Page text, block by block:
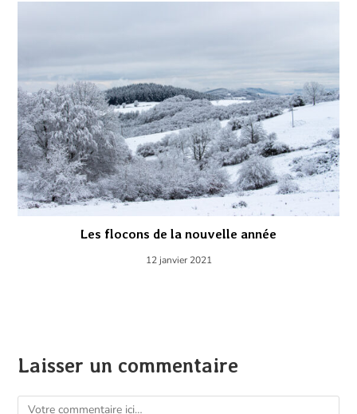
Les flocons de la nouvelle année
12 janvier 2021
Laisser un commentaire
Comment